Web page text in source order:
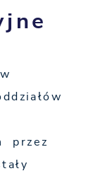
przez